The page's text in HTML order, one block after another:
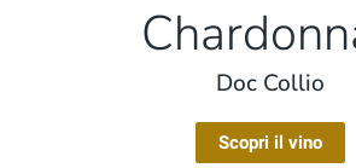
Doc Collio
Scopri il vino